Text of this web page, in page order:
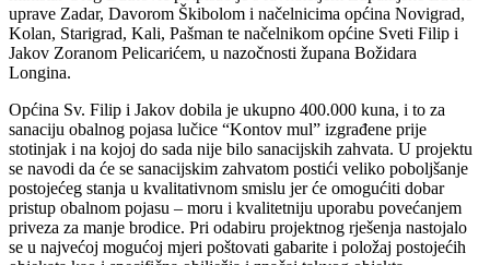
uprave Zadar, Davorom Škibolom i načelnicima općina Novigrad,
Kolan, Starigrad, Kali, Pašman te načelnikom općine Sveti Filip i
Jakov Zoranom Pelicarićem, u nazočnosti župana Božidara
Longina.
Općina Sv. Filip i Jakov dobila je ukupno 400.000 kuna, i to za
sanaciju obalnog pojasa lučice “Kontov mul” izgrađene prije
stotinjak i na kojoj do sada nije bilo sanacijskih zahvata. U projektu
se navodi da će se sanacijskim zahvatom postići veliko poboljšanje
postojećeg stanja u kvalitativnom smislu jer će omogućiti dobar
pristup obalnom pojasu – moru i kvalitetniju uporabu povećanjem
priveza za manje brodice. Pri odabiru projektnog rješenja nastojalo
se u najvećoj mogućoj mjeri poštovati gabarite i položaj postojećih